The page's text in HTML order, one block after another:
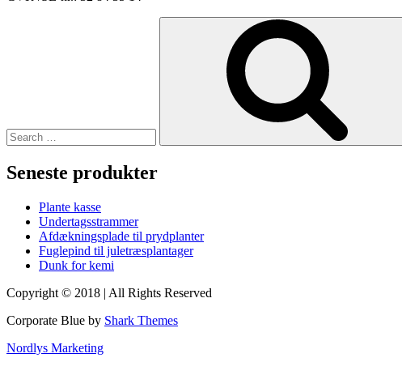
Seneste produkter
Plante kasse
Undertagsstrammer
Afdækningsplade til prydplanter
Fuglepind til juletræsplantager
Dunk for kemi
Copyright © 2018 | All Rights Reserved
Corporate Blue by Shark Themes
Nordlys Marketing